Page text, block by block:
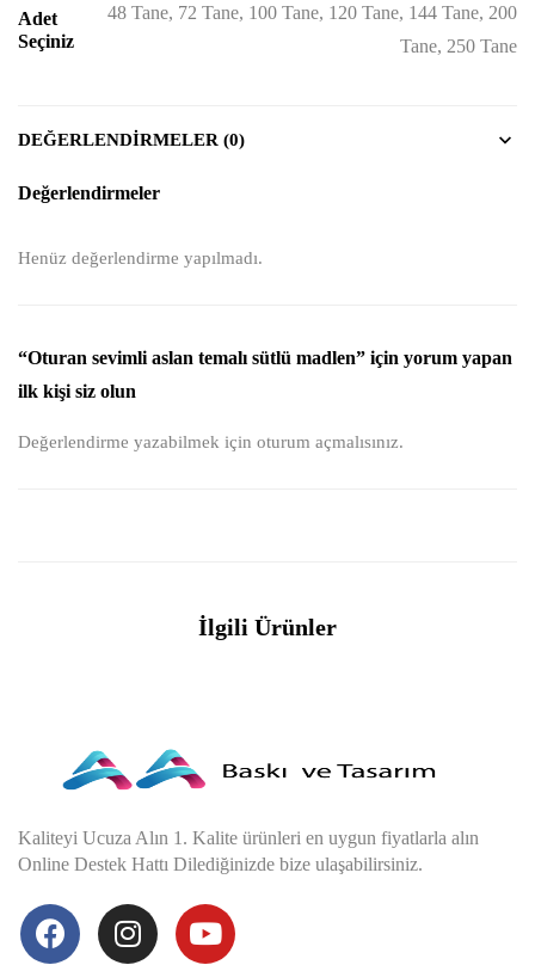
Adet
Seçiniz
48 Tane, 72 Tane, 100 Tane, 120 Tane, 144 Tane, 200
Tane, 250 Tane
DEĞERLENDIRMELER (0)
Değerlendirmeler
Henüz değerlendirme yapılmadı.
“Oturan sevimli aslan temalı sütlü madlen” için yorum yapan
ilk kişi siz olun
Değerlendirme yazabilmek için oturum açmalısınız.
İlgili Ürünler
Kaliteyi Ucuza Alın 1. Kalite ürünleri en uygun fiyatlarla alın
Online Destek Hattı Dilediğinizde bize ulaşabilirsiniz.